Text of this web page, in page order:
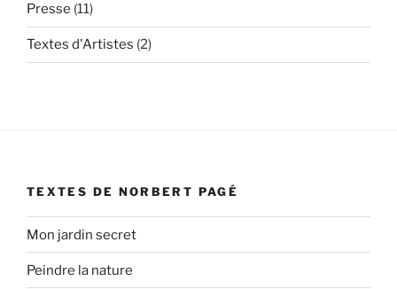
Presse (11)
Textes d'Artistes (2)
TEXTES DE NORBERT PAGÉ
Mon jardin secret
Peindre la nature